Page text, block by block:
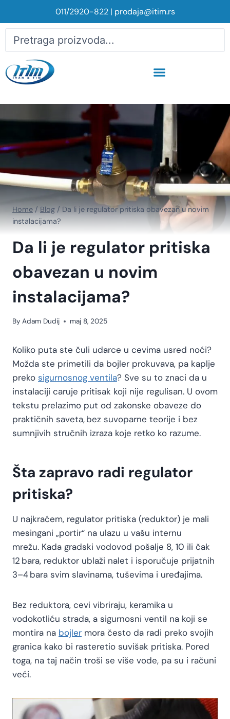
011/2920-822| prodaja@itim.rs
Home / Blog / Da li je regulator pritiska obavezan u novim
instalacijama?
Da li je regulator pritiska
obavezan u novim
instalacijama?
By Adam Dudij maj 8, 2025
Koliko puta ste čuli udarce u cevima usred noći?
Možda ste primetili da bojler prokuvava, pa kaplje
preko sigurnosnog ventila? Sve su to znaci da u
instalaciji caruje pritisak koji nije regulisan. U ovom
tekstu prelazimo put od zakonske obaveze do
praktičnih saveta, bez suvoparne teorije i bez
sumnjivih stručnih izraza koje retko ko razume.
Šta zapravo radi regulator
pritiska?
U najkraćem, regulator pritiska (reduktor) je mali
mesingani „portir“ na ulazu u vašu internu
mrežu. Kada gradski vodovod pošalje 8, 10 ili čak
12 bara, reduktor ublaži nalet i isporučuje prijatnih
3–4 bara svim slavinama, tuševima i uređajima.
Bez reduktora, cevi vibriraju, keramika u
vodokotliću strada, a sigurnosni ventil na koji se
montira na bojler mora često da radi preko svojih
granica kako bi rasteretio suvišak pritiska. Pored
toga, na taj način troši se više vode, pa su i računi
veći.